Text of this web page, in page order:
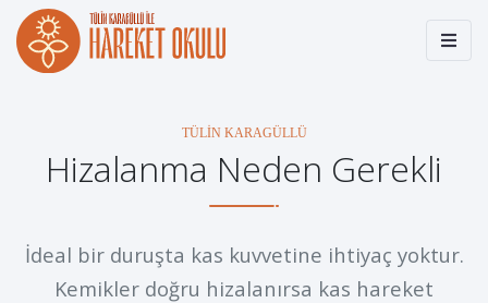
TÜLIN KARAGÜLLÜ
Hizalanma Neden Gerekli
İdeal bir duruşta kas kuvvetine ihtiyaç yoktur.
Kemikler doğru hizalanırsa kas hareket